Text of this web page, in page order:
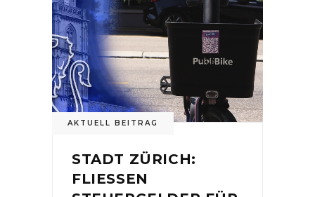
AKTUELL BEITRAG
STADT ZÜRICH:
FLIESSEN